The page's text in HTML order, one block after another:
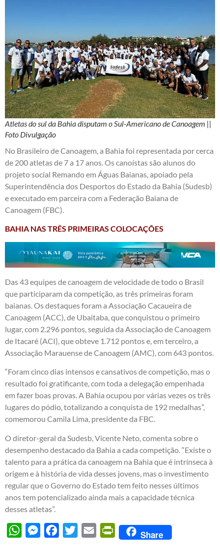
Atletas do sul da Bahia disputam o Sul-Americano de Canoagem ||
Foto Divulgação
No Brasileiro de Canoagem, a Bahia foi representada por cerca
de 200 atletas de 7 a 17 anos. Os canoístas são alunos do
projeto social Remando em Águas Baianas, apoiado pela
Superintendência dos Desportos do Estado da Bahia (Sudesb)
e executado em parceira com a Federação Baiana de
Canoagem (FBC).
BAHIA NAS TRÊS PRIMEIRAS COLOCAÇÕES
Das 43 equipes de canoagem de velocidade de todo o Brasil
que participaram da competição, as três primeiras foram
baianas. Os destaques foram a Associação Cacaueira de
Canoagem (ACC), de Ubaitaba, que conquistou o primeiro
lugar, com 2.296 pontos, seguida da Associação de Canoagem
de Itacaré (ACI), que obteve 1.712 pontos e, em terceiro, a
Associação Marauense de Canoagem (AMC), com 643 pontos.
“Foram cinco dias intensos e cansativos de competição, mas o
resultado foi gratificante, com toda a delegação empenhada
em fazer boas provas. A Bahia ocupou por várias vezes os três
lugares do pódio, totalizando a conquista de 192 medalhas”,
comemorou Camila Lima, presidente da FBC.
O diretor-geral da Sudesb, Vicente Neto, comenta sobre o
desempenho destacado da Bahia a cada competição. “Existe o
talento para a prática da canoagem na Bahia que é intrínseca à
origem e à história de vida desses jovens, mas o investimento
regular que o Governo do Estado tem feito nesses últimos
anos tem potencializado ainda mais a capacidade técnica
desses atletas”.
WhatsAppMessengerFacebook
Twitter Email PrintFriendly
Share